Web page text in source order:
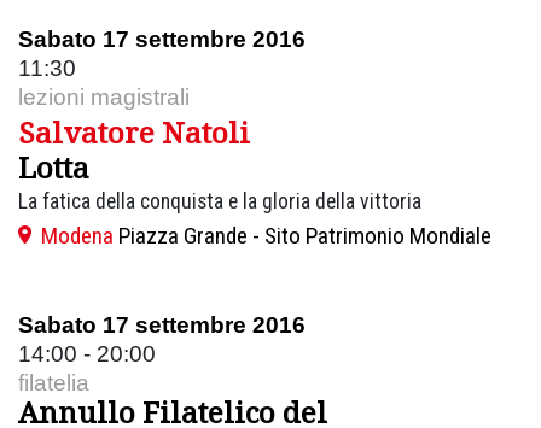
Sabato 17 settembre 2016
11:30
lezioni magistrali
Salvatore Natoli
Lotta
La fatica della conquista e la gloria della vittoria
Modena Piazza Grande - Sito Patrimonio Mondiale
Sabato 17 settembre 2016
14:00 - 20:00
filatelia
Annullo Filatelico del